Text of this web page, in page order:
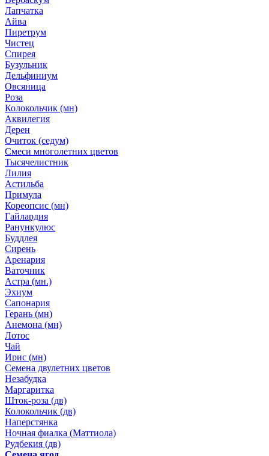
Лапчатка
Айва
Пиретрум
Чистец
Спирея
Бузульник
Дельфиниум
Овсяница
Роза
Колокольчик (мн)
Аквилегия
Дерен
Очиток (седум)
Смеси многолетних цветов
Тысячелистник
Лилия
Астильба
Примула
Кореопсис (мн)
Гайлардия
Ранункулюс
Буддлея
Сирень
Аренария
Ваточник
Астра (мн.)
Эхиум
Сапонария
Герань (мн)
Анемона (мн)
Лотос
Чай
Ирис (мн)
Семена двулетних цветов
Незабудка
Маргаритка
Шток-роза (дв)
Колокольчик (дв)
Наперстянка
Ночная фиалка (Маттиола)
Рудбекия (дв)